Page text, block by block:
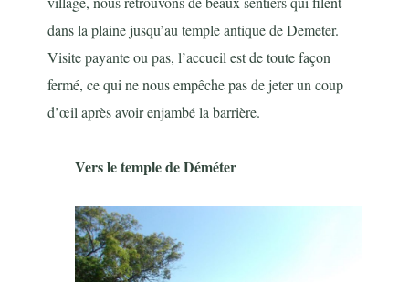
dans la plaine jusqu’au temple antique de Demeter.
Visite payante ou pas, l’accueil est de toute façon
fermé, ce qui ne nous empêche pas de jeter un coup
d’œil après avoir enjambé la barrière.
Vers le temple de Déméter